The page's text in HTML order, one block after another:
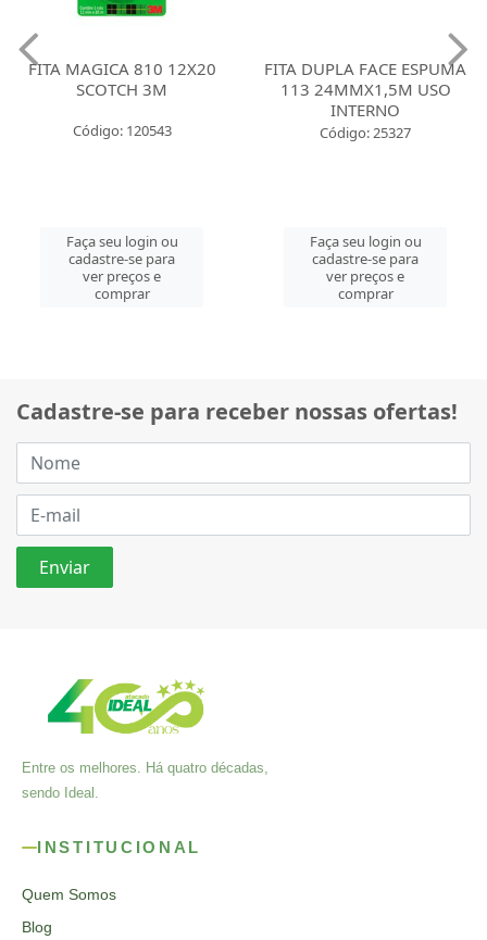
FITA MAGICA 810 12X20
SCOTCH 3M
Código: 120543
Faça seu login ou
cadastre-se para
ver preços e
comprar
FITA DUPLA FACE ESPUMA
113 24MMX1,5M USO
INTERNO
Código: 25327
Faça seu login ou
cadastre-se para
ver preços e
comprar
Cadastre-se para receber nossas ofertas!
Entre os melhores. Há quatro décadas,
sendo Ideal.
INSTITUCIONAL
Quem Somos
Blog